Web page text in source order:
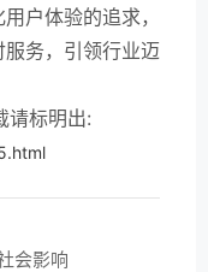
户体验的追求，
务，引领行业迈
请标明出:
会影响